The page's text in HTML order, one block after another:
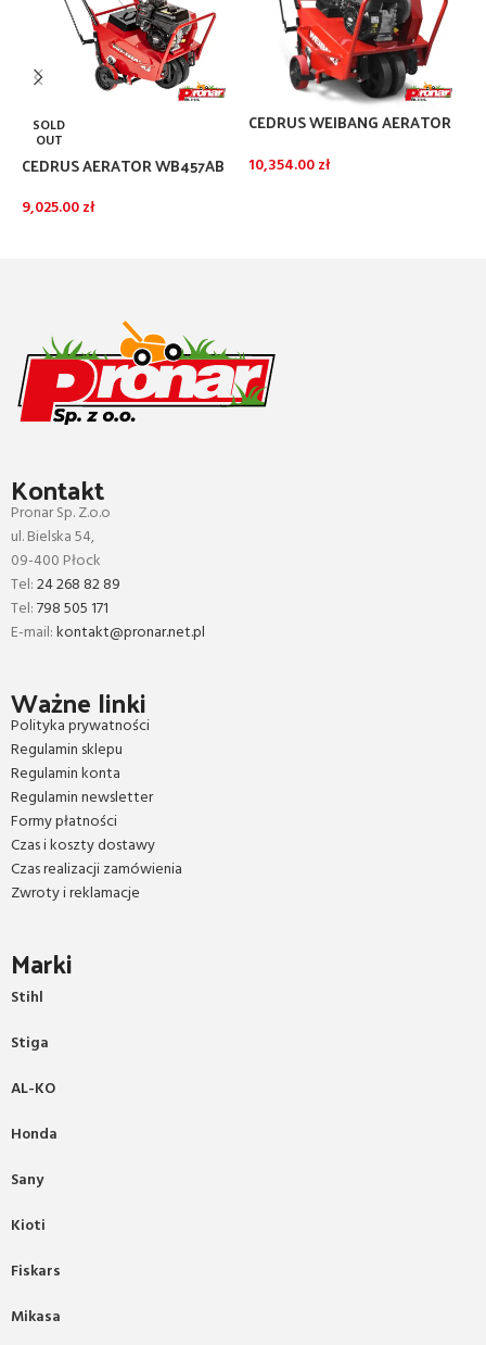
SOLD
OUT
CEDRUS AERATOR WB457AB
9,025.00zł
CEDRUS WEIBANG AERATOR
10,354.00zł
Kontakt
Pronar Sp. Z.o.o
ul. Bielska 54,
09-400 Płock
Tel:24 268 82 89
Tel:798 505 171
E-mail:kontakt@pronar.net.pl
Ważne linki
Polityka prywatności
Regulamin sklepu
Regulamin konta
Regulamin newsletter
Formy płatności
Czas i koszty dostawy
Czas realizacji zamówienia
Zwroty i reklamacje
Marki
Stihl
Stiga
AL-KO
Honda
Sany
Kioti
Fiskars
Mikasa